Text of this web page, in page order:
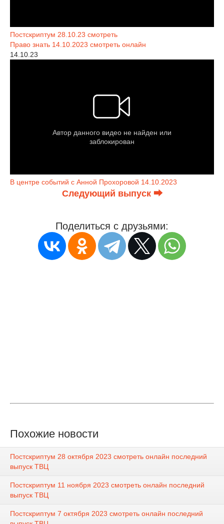
Постскриптум 28.10.23 смотреть
Право знать 14.10.2023 смотреть онлайн
14.10.23
В центре событий с Анной Прохоровой 14.10.2023
Следующий выпуск ⮕
Поделиться с друзьями:
Похожие новости
Постскриптум 28 октября 2023 смотреть онлайн последний
выпуск ТВЦ
Постскриптум 11 ноября 2023 смотреть онлайн последний
выпуск ТВЦ
Постскриптум 7 октября 2023 смотреть онлайн последний